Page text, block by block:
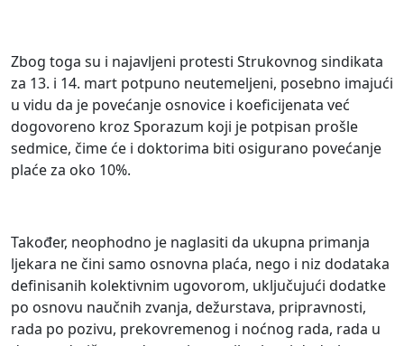
Zbog toga su i najavljeni protesti Strukovnog sindikata
za 13. i 14. mart potpuno neutemeljeni, posebno imajući
u vidu da je povećanje osnovice i koeficijenata već
dogovoreno kroz Sporazum koji je potpisan prošle
sedmice, čime će i doktorima biti osigurano povećanje
plaće za oko 10%.
Također, neophodno je naglasiti da ukupna primanja
ljekara ne čini samo osnovna plaća, nego i niz dodataka
definisanih kolektivnim ugovorom, uključujući dodatke
po osnovu naučnih zvanja, dežurstava, pripravnosti,
rada po pozivu, prekovremenog i noćnog rada, rada u